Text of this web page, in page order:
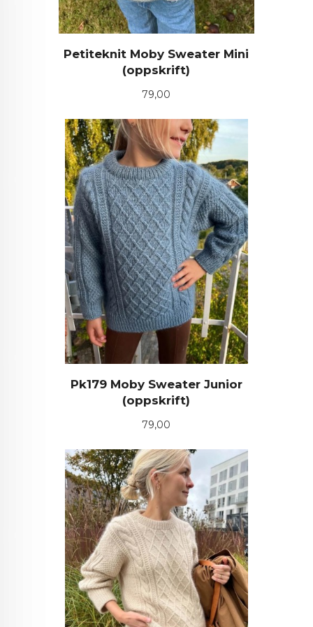
Petiteknit Moby Sweater Mini
(oppskrift)
Pris
79,00
Pk179 Moby Sweater Junior
(oppskrift)
Pris
79,00